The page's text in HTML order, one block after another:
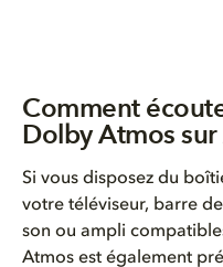
Comment
Dolby Atmos
Si vous disposez du
votre téléviseur, barre de
son ou ampli
Atmos est également